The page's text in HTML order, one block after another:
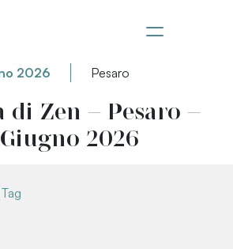
2026 Pesaro
di Zen – Pesaro –
2026